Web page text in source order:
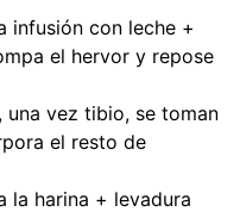
infusión con leche +
el hervor y repose
una vez tibio, se toman
el resto de
la harina + levadura